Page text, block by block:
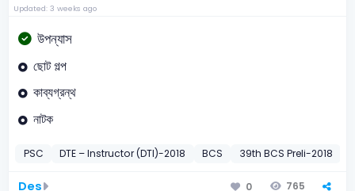
Updated: 3 weeks ago
উপন্যাস
ছোট গল্প
কাব্যগ্রন্থ
নাটক
PSC DTE – Instructor (DTI)-2018 BCS 39th BCS Preli-2018
Des 0 765